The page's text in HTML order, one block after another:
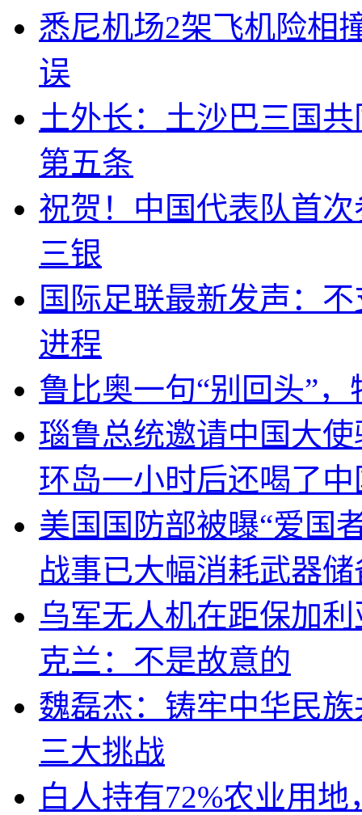
悉尼机场2架飞机险相
误
土外长：土沙巴三国
第五条
祝贺！中国代表队首
三银
国际足联最新发声：
进程
鲁比奥一句“别回头”
瑙鲁总统邀请中国大
环岛一小时后还喝了
美国国防部被曝“爱国
战事已大幅消耗武器储
乌军无人机在距保加
克兰：不是故意的
魏磊杰：铸牢中华民
三大挑战
白人持有72%农业用